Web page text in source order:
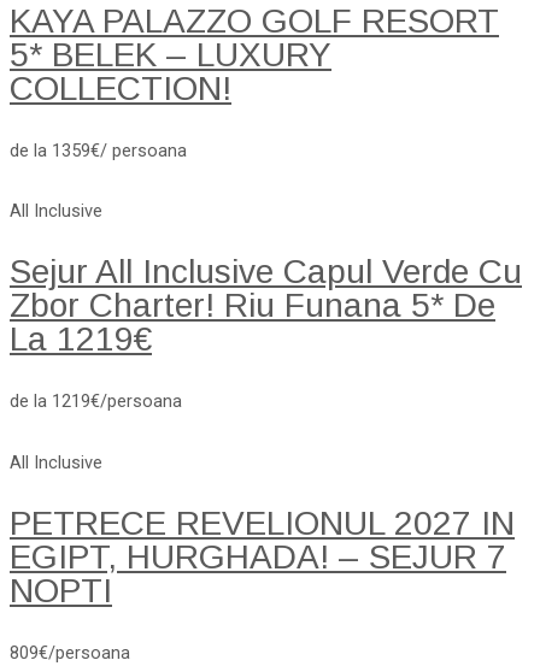
KAYA PALAZZO GOLF RESORT
5* BELEK – LUXURY
COLLECTION!
de la 1359€/ persoana
All Inclusive
Sejur All Inclusive Capul Verde Cu
Zbor Charter! Riu Funana 5* De
La 1219€
de la 1219€/persoana
All Inclusive
PETRECE REVELIONUL 2027 IN
EGIPT, HURGHADA! – SEJUR 7
NOPTI
809€/persoana